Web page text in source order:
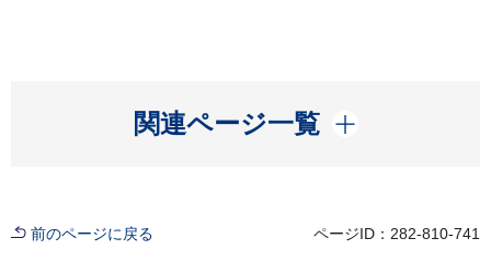
関連ページ一覧
開く
前のページに戻る ページID：282-810-741